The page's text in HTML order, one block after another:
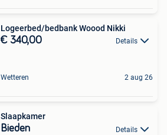
Logeerbed/bedbank Woood Nikki
€ 340,00 Details
Wetteren 2 aug 26
Slaapkamer
Bieden Details